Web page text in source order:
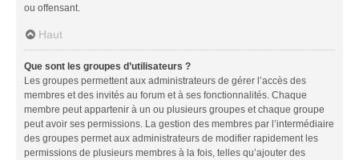
ou offensant.
Haut
Que sont les groupes d’utilisateurs ?
Les groupes permettent aux administrateurs de gérer l’accès des
membres et des invités au forum et à ses fonctionnalités. Chaque
membre peut appartenir à un ou plusieurs groupes et chaque groupe
peut avoir ses permissions. La gestion des membres par l’intermédiaire
des groupes permet aux administrateurs de modifier rapidement les
permissions de plusieurs membres à la fois, telles qu’ajouter des